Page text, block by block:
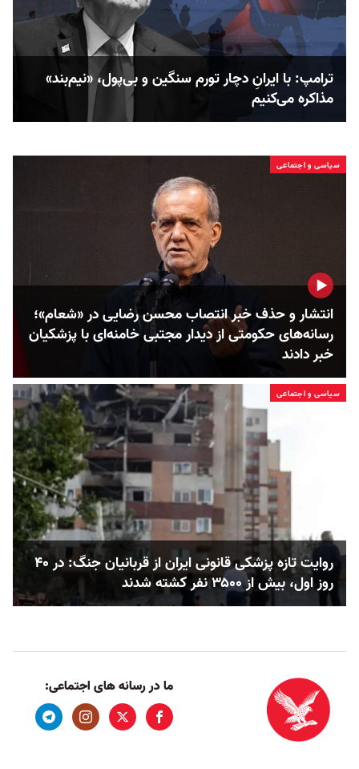
ترامپ: با ایرانِ دچار تورم سنگین و بی‌پول، «نیم‌بند»
مذاکره می‌کنیم
سیاسی و اجتماعی
انتشار و حذف خبر انتصاب محسن رضایی در «شعام»؛
رسانه‌های حکومتی از دیدار مجتبی خامنه‌ای با پزشکیان
خبر دادند
سیاسی و اجتماعی
روایت تازه پزشکی قانونی ایران از قربانیان جنگ: در ۴۰
روز اول، بیش از ۳۵۰۰ نفر کشته شدند
ما در رسانه های اجتماعی: